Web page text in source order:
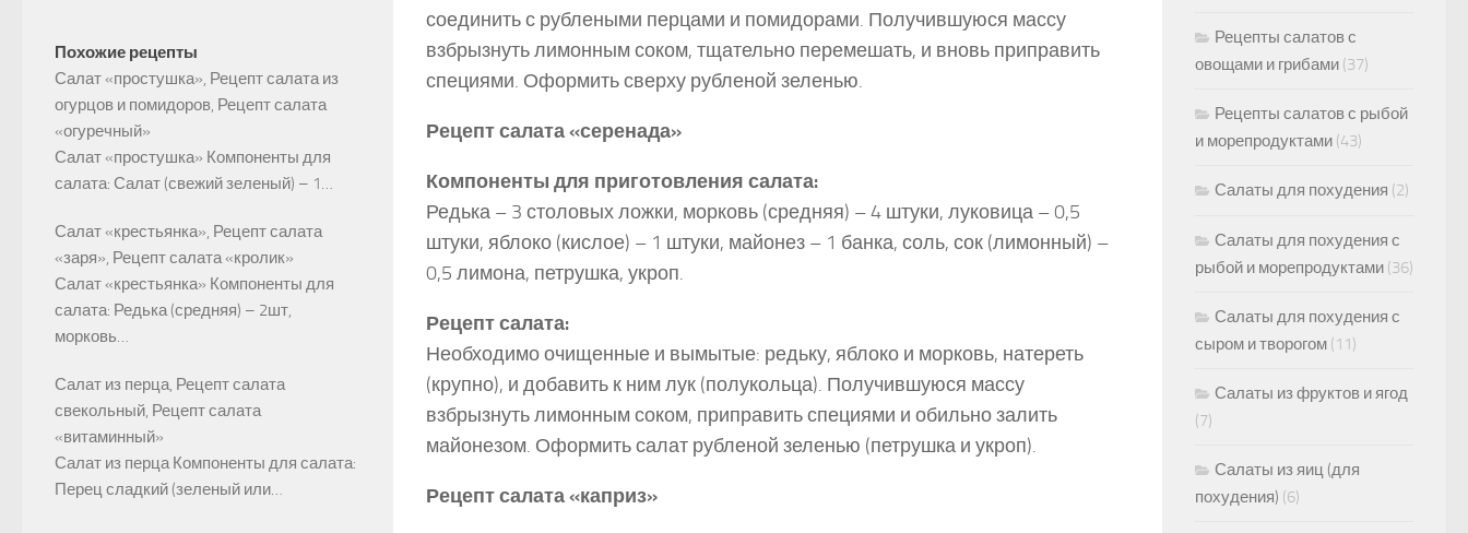
соединить с рублеными перцами и помидорами. Получившуюся массу
взбрызнуть лимонным соком, тщательно перемешать, и вновь приправить
специями. Оформить сверху рубленой зеленью.
Рецепт салата «серенада»
Компоненты для приготовления салата:
Редька – 3 столовых ложки, морковь (средняя) – 4 штуки, луковица – 0,5
штуки, яблоко (кислое) – 1 штуки, майонез – 1 банка, соль, сок (лимонный) –
0,5 лимона, петрушка, укроп.
Рецепт салата:
Необходимо очищенные и вымытые: редьку, яблоко и морковь, натереть
(крупно), и добавить к ним лук (полукольца). Получившуюся массу
взбрызнуть лимонным соком, приправить специями и обильно залить
майонезом. Оформить салат рубленой зеленью (петрушка и укроп).
Рецепт салата «каприз»
Похожие рецепты
Салат «простушка», Рецепт салата из
огурцов и помидоров, Рецепт салата
«огуречный»
Салат «простушка» Компоненты для
салата: Салат (свежий зеленый) – 1…
Салат «крестьянка», Рецепт салата
«заря», Рецепт салата «кролик»
Салат «крестьянка» Компоненты для
салата: Редька (средняя) – 2шт,
морковь…
Салат из перца, Рецепт салата
свекольный, Рецепт салата
«витаминный»
Салат из перца Компоненты для салата:
Перец сладкий (зеленый или…
Рецепты салатов с
овощами и грибами (37)
Рецепты салатов с рыбой
и морепродуктами (43)
Салаты для похудения (2)
Салаты для похудения с
рыбой и морепродуктами (36)
Салаты для похудения с
сыром и творогом (11)
Салаты из фруктов и ягод
(7)
Салаты из яиц (для
похудения) (6)